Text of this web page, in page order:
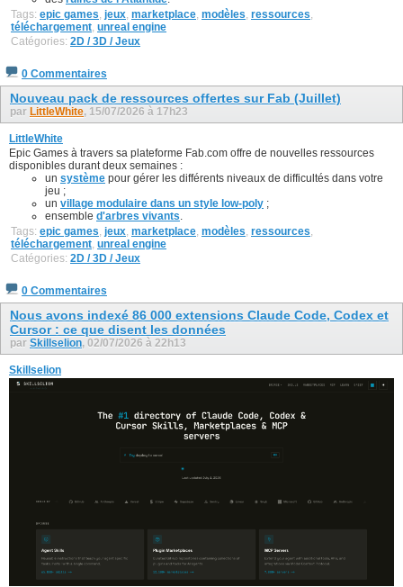
Tags: epic games jeux marketplace modèles ressources
téléchargement unreal engine
Catégories: 2D / 3D / Jeux
0 Commentaires
Nouveau pack de ressources offertes sur Fab (Juillet)
par LittleWhite, 15/07/2026 à 17h23
LittleWhite
Epic Games à travers sa plateforme Fab.com offre de nouvelles ressources
disponibles durant deux semaines :
un système pour gérer les différents niveaux de difficultés dans votre
jeu ;
un village modulaire dans un style low-poly ;
ensemble d'arbres vivants.
Tags: epic games jeux marketplace modèles ressources
téléchargement unreal engine
Catégories: 2D / 3D / Jeux
0 Commentaires
Nous avons indexé 86 000 extensions Claude Code, Codex et
Cursor : ce que disent les données
par Skillselion, 02/07/2026 à 22h13
Skillselion